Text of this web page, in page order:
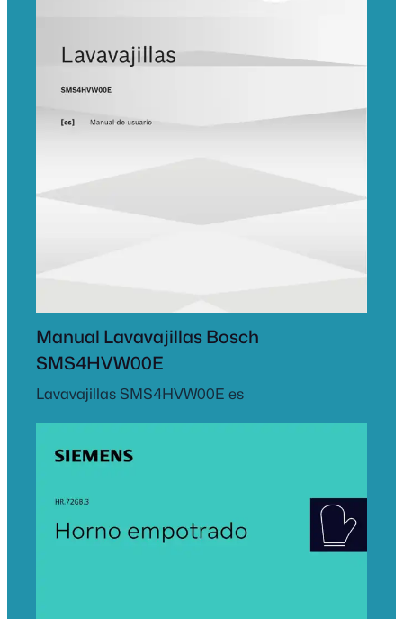
Manual Lavavajillas Bosch
SMS4HVW00E
Lavavajillas SMS4HVW00E es